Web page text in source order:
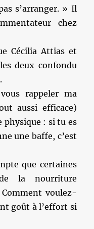
s’arranger. » Il
chez
Cécilia Attias et
deux confondu
rappeler ma
aussi efficace)
physique : si tu es
une baffe, c’est
que certaines
la nourriture
voulez-
goût à l’effort si